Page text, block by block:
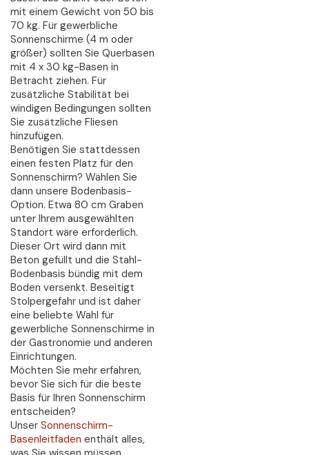
mit einem Gewicht von 50 bis
70 kg. Für gewerbliche
Sonnenschirme (4 m oder
größer) sollten Sie Querbasen
mit 4 x 30 kg-Basen in
Betracht ziehen. Für
zusätzliche Stabilität bei
windigen Bedingungen sollten
Sie zusätzliche Fliesen
hinzufügen.
Benötigen Sie stattdessen
einen festen Platz für den
Sonnenschirm? Wählen Sie
dann unsere Bodenbasis-
Option. Etwa 80 cm Graben
unter Ihrem ausgewählten
Standort wäre erforderlich.
Dieser Ort wird dann mit
Beton gefüllt und die Stahl-
Bodenbasis bündig mit dem
Boden versenkt. Beseitigt
Stolpergefahr und ist daher
eine beliebte Wahl für
gewerbliche Sonnenschirme in
der Gastronomie und anderen
Einrichtungen.
Möchten Sie mehr erfahren,
bevor Sie sich für die beste
Basis für Ihren Sonnenschirm
entscheiden?
Unser Sonnenschirm-
Basenleitfaden enthält alles,